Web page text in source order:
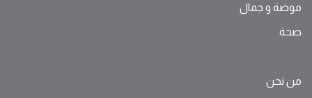
موضة ‫و‬ ‫‬‫جمال‬
صحة
من نحن